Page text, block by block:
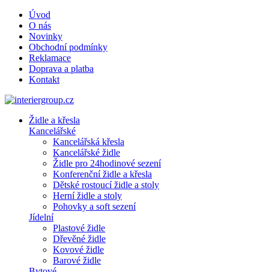
Úvod
O nás
Novinky
Obchodní podmínky
Reklamace
Doprava a platba
Kontakt
Židle a křesla
Kancelářské
Kancelářská křesla
Kancelářské židle
Židle pro 24hodinové sezení
Konferenční židle a křesla
Dětské rostoucí židle a stoly
Herní židle a stoly
Pohovky a soft sezení
Jídelní
Plastové židle
Dřevěné židle
Kovové židle
Barové židle